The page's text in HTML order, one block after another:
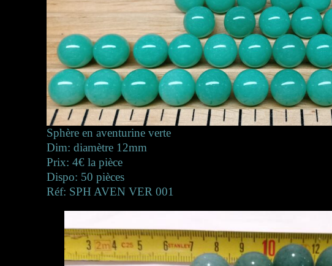
Sphère en aventurine verte
Dim: diamètre 12mm
Prix: 4€ la pièce
Dispo: 50 pièces
Réf: SPH AVEN VER 001